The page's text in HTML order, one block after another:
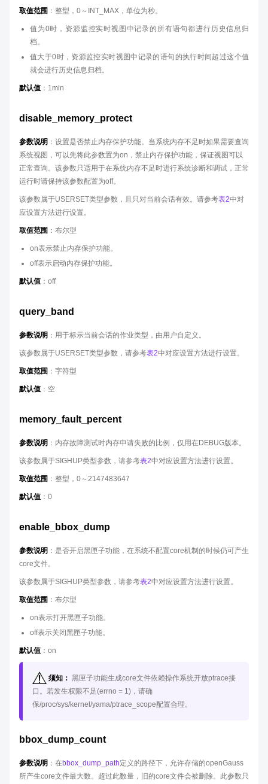
取值范围 ：整型，0～INT_MAX，单位为秒。
值为0时，资源监控实时视图中记录的所有语句都进行历史信息归
档。
值大于0时，资源监控实时视图中记录的语句的执行时间超过这个值
就会进行历史信息归档。
默认值 ：1min
disable_memory_protect
参数说明 ：设置是否禁止内存保护功能。当系统内存不足时如果需要查询
系统视图，可以先将此参数置为on，禁止内存保护功能，保证视图可以
正常查询。该参数只适用于在系统内存不足时进行系统诊断和调试，正常
运行时请保持该参数配置为off。
该参数属于USERSET类型参数，且只对当前会话有效。请参考表2中对
应设置方法进行设置。
取值范围 ：布尔型
on表示禁止内存保护功能。
off表示启动内存保护功能。
默认值 ：off
query_band
参数说明 ：用于标示当前会话的作业类型，由用户自定义。
该参数属于USERSET类型参数，请参考表2中对应设置方法进行设置。
取值范围 ：字符型
默认值 ：空
memory_fault_percent
参数说明 ：内存故障测试时内存申请失败的比例，仅用在DEBUG版本。
该参数属于SIGHUP类型参数，请参考表2中对应设置方法进行设置。
取值范围 ：整型，0～2147483647
默认值 ：0
enable_bbox_dump
参数说明 ：是否开启黑匣子功能，在系统不配置core机制的时候仍可产生
core文件。
该参数属于SIGHUP类型参数，请参考表2中对应设置方法进行设置。
取值范围 ：布尔型
on表示打开黑匣子功能。
off表示关闭黑匣子功能。
默认值 ：on
须知： 黑匣子功能生成core文件依赖操作系统开放ptrace接
口。若发生权限不足(errno = 1)，请确
保/proc/sys/kernel/yama/ptrace_scope配置合理。
bbox_dump_count
参数说明 ：在bbox_dump_path定义的路径下，允许存储的openGauss
所产生core文件最大数。超过此数量，旧的core文件会被删除。此参数只